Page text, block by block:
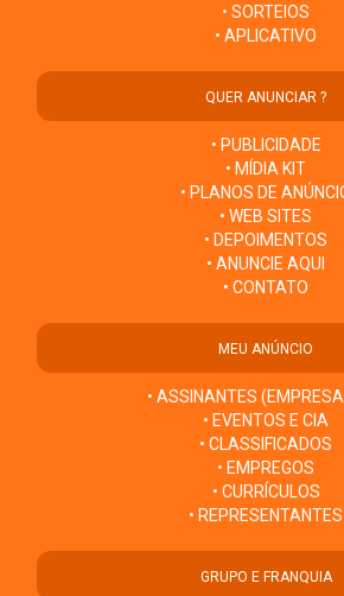
• SORTEIOS
• APLICATIVO
QUER ANUNCIAR ?
• PUBLICIDADE
• MÍDIA KIT
• PLANOS DE
• WEB SITES
• DEPOIMENTOS
• ANUNCIE AQUI
• CONTATO
MEU ANÚNCIO
• ASSINANTES
• EVENTOS E CIA
• CLASSIFICADOS
• EMPREGOS
• CURRÍCULOS
• REPRESENTANTES
GRUPO E FRANQUIA